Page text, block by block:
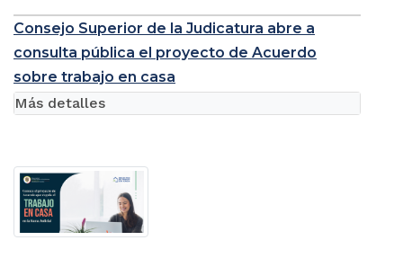
Consejo Superior de la Judicatura abre a
consulta pública el proyecto de Acuerdo
sobre trabajo en casa
Más detalles